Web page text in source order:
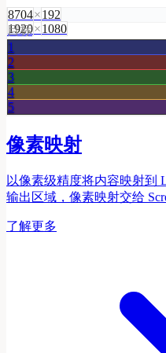
8704×192
1920×1080
目标
1
2
3
4
5
像素映射
以像素级精度将内容映射到
输出区域，像素映射交给
了解更多